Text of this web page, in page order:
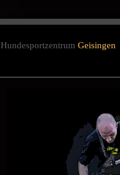
Hundesportzentrum Geisingen